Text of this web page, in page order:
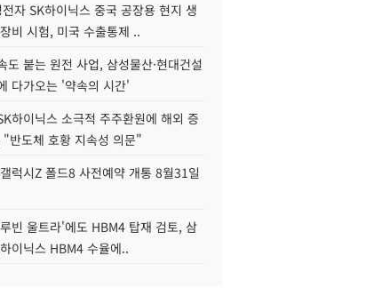
자 SK하이닉스 중국 공장용 현지 생
비 시험, 미국 수출통제 ..
도 붙는 원전 사업, 삼성물산·현대건설
다가오는 '약속의 시간'
하이닉스 소극적 주주환원에 해외 증
"반도체 호황 지속성 의문"
럭시Z 폴드8 사전예약 개통 8월31일
빈 울트라'에도 HBM4 탑재 검토, 삼
이닉스 HBM4 수율에..